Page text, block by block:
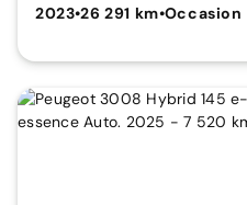
2023•26 291 km•Occasion